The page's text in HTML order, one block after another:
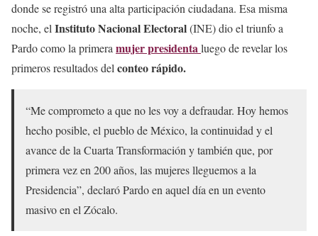
donde se registró una alta participación ciudadana. Esa misma
noche, el Instituto Nacional Electoral(INE) dio el triunfo a
Pardo como la primera mujer presidentaluego de revelar los
primeros resultados del conteo rápido.
“Me comprometo a que no les voy a defraudar. Hoy hemos
hecho posible, el pueblo de México, la continuidad y el
avance de la Cuarta Transformación y también que, por
primera vez en 200 años, las mujeres lleguemos a la
Presidencia”, declaró Pardo en aquel día en un evento
masivo en el Zócalo.